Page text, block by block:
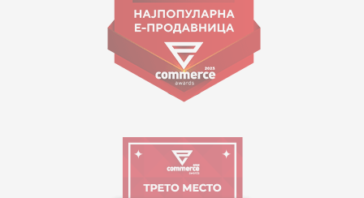
Orari i punës:
09:00 - 17:00